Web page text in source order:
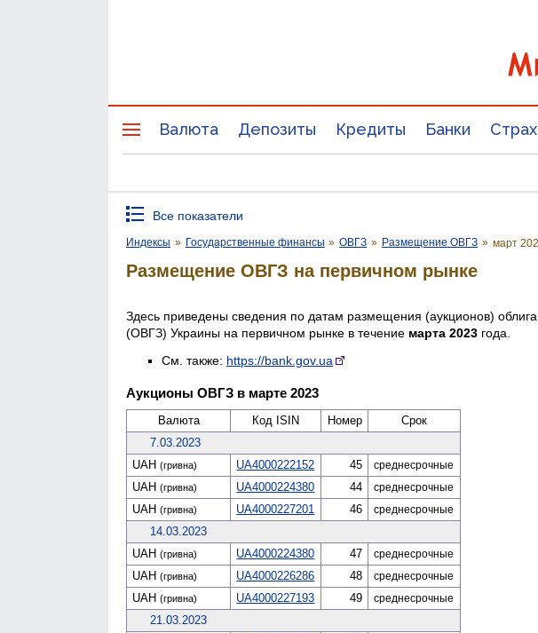
Валюта Депозиты Кредиты Банки
Все показатели
Индексы » Государственные финансы » ОВГЗ » Размещение ОВГЗ » март
Размещение ОВГЗ на первичном рынке
Здесь приведены сведения по датам размещения (аукционов)
(ОВГЗ) Украины на первичном рынке в течение марта 2023 года.
См. также: https://bank.gov.ua
Аукционы ОВГЗ в марте 2023
Валюта Код ISIN Номер
Срок
7.03.2023
UAH(гривна) UA4000222152 45 средне­срочные
UAH(гривна) UA4000224380 44 средне­срочные
UAH(гривна) UA4000227201 46 средне­срочные
14.03.2023
UAH(гривна) UA4000224380 47 средне­срочные
UAH(гривна) UA4000226286 48 средне­срочные
UAH(гривна) UA4000227193 49 средне­срочные
21.03.2023